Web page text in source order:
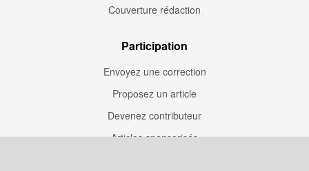
Couverture rédaction
Participation
Envoyez une correction
Proposez un article
Devenez contributeur
Articles sponsorisés